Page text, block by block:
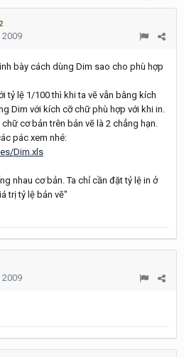
2
2009
bày cách dùng Dim sao cho phù hợp
tỷ lệ 1/100 thì khi ta vẽ vẫn bằng kích
Dim với kích cỡ chữ phù hợp với khi in.
cơ bản trên bản vẽ là 2 chẳng hạn.
pác xem nhé:
Dim.xls
nhau cơ bản. Ta chỉ cần đặt tỷ lệ in ở
trị tỷ lệ bản vẽ"
2009